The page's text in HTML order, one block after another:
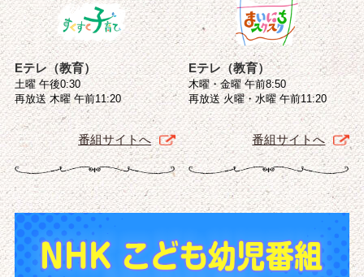
Eテレ（教育）
土曜 午後0:30
再放送 木曜 午前11:20
番組サイトへ
Eテレ（教育）
木曜・金曜 午前8:50
再放送 火曜・水曜 午前11:20
番組サイトへ